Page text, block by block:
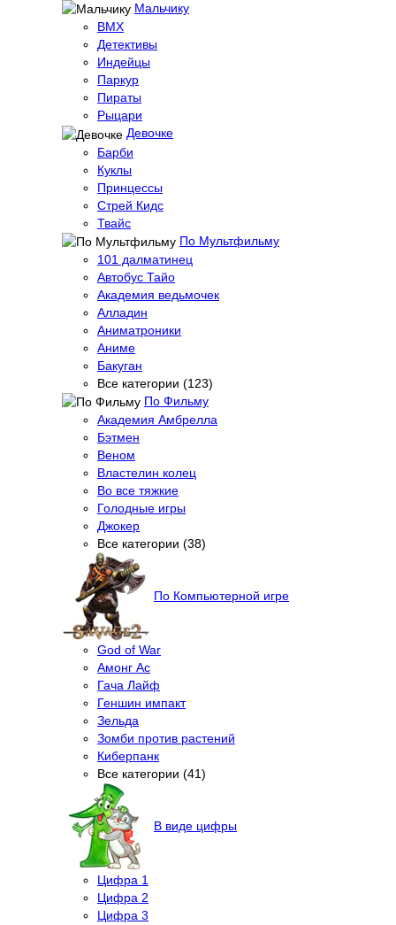
Мальчику
BMX
Детективы
Индейцы
Паркур
Пираты
Рыцари
Девочке
Барби
Куклы
Принцессы
Стрей Кидс
Твайс
По Мультфильму
101 далматинец
Автобус Тайо
Академия ведьмочек
Алладин
Аниматроники
Аниме
Бакуган
Все категории (123)
По Фильму
Академия Амбрелла
Бэтмен
Веном
Властелин колец
Во все тяжкие
Голодные игры
Джокер
Все категории (38)
По Компьютерной игре
God of War
Амонг Ас
Гача Лайф
Геншин импакт
Зельда
Зомби против растений
Киберпанк
Все категории (41)
В виде цифры
Цифра 1
Цифра 2
Цифра 3